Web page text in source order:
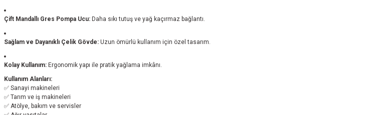
Çift Mandallı Gres Pompa Ucu: Daha sıkı tutuş ve yağ kaçırmaz bağlantı.
Sağlam ve Dayanıklı Çelik Gövde: Uzun ömürlü kullanım için özel tasarım.
Kolay Kullanım: Ergonomik yapı ile pratik yağlama imkânı.
Kullanım Alanları:
✅ Sanayi makineleri
✅ Tarım ve iş makineleri
✅ Atölye, bakım ve servisler